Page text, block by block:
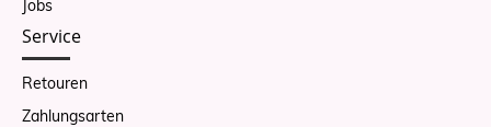
Jobs
Service
Retouren
Zahlungsarten